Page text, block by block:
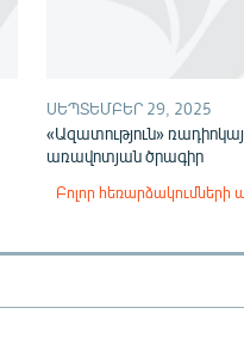
ՍԵՊՏԵՄԲԵՐ 29, 2025
«Ազատություն»
առավոտյան ծրագիր
Բոլոր հեռարձակումների